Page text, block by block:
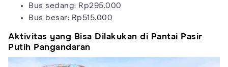
Bus sedang: Rp295.000
Bus besar: Rp515.000
Aktivitas yang Bisa Dilakukan di Pantai Pasir
Putih Pangandaran